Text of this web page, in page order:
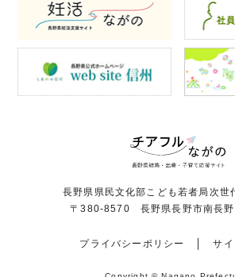
長野県県民文化部こども若者局次世
〒380-8570 長野県長野市南長
プライバシーポリシー サ